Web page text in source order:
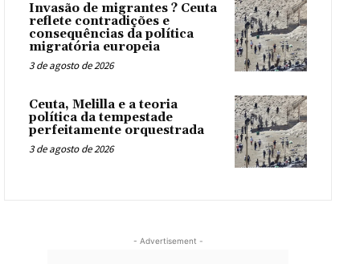
Invasão de migrantes ? Ceuta
reflete contradições e
consequências da política
migratória europeia
3 de agosto de 2026
Ceuta, Melilla e a teoria
política da tempestade
perfeitamente orquestrada
3 de agosto de 2026
- Advertisement -